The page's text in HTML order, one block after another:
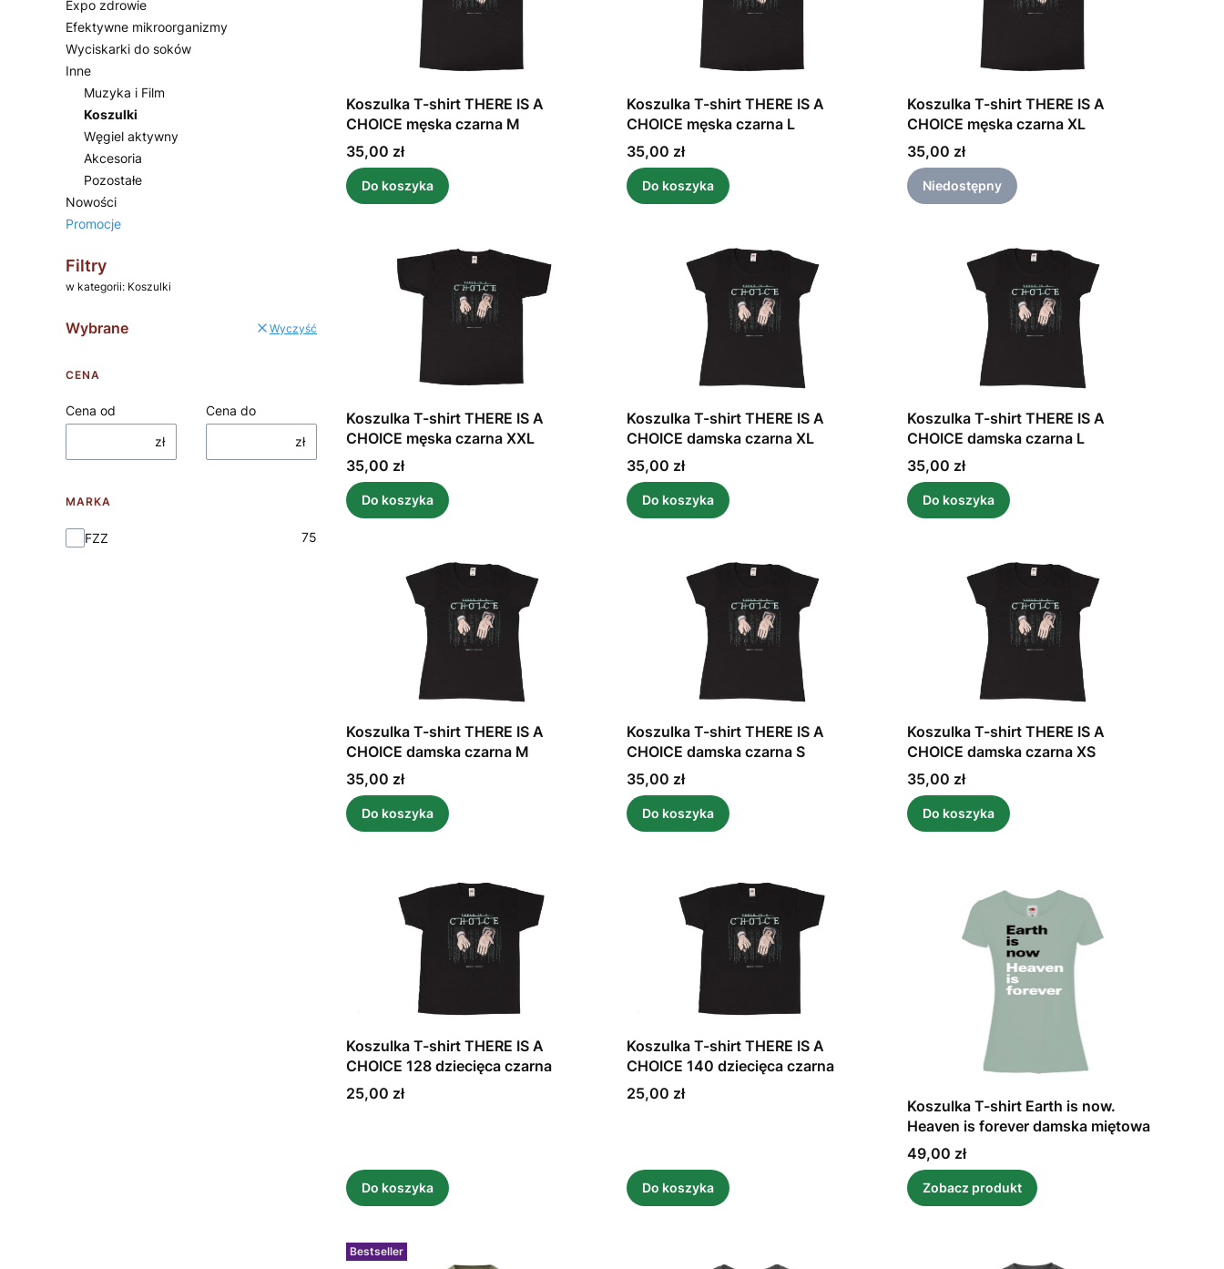
Expo zdrowie
Efektywne mikroorganizmy
Wyciskarki do soków
Inne
Muzyka i Film
Koszulki
Węgiel aktywny
Akcesoria
Pozostałe
Nowości
Promocje
Filtry
w kategorii: Koszulki
Wybrane Wyczyść
CENA
Cena od
zł
Cena do
zł
MARKA
Marka
FZZ 75
Koszulka T-shirt THERE IS A
CHOICE męska czarna M
Cena
35,00 zł
Do koszyka
Koszulka T-shirt THERE IS A
CHOICE męska czarna L
Cena
35,00 zł
Do koszyka
Koszulka T-shirt THERE IS A
CHOICE męska czarna XL
Cena
35,00 zł
Niedostępny
Koszulka T-shirt THERE IS A
CHOICE męska czarna XXL
Cena
35,00 zł
Do koszyka
Koszulka T-shirt THERE IS A
CHOICE damska czarna XL
Cena
35,00 zł
Do koszyka
Koszulka T-shirt THERE IS A
CHOICE damska czarna L
Cena
35,00 zł
Do koszyka
Koszulka T-shirt THERE IS A
CHOICE damska czarna M
Cena
35,00 zł
Do koszyka
Koszulka T-shirt THERE IS A
CHOICE damska czarna S
Cena
35,00 zł
Do koszyka
Koszulka T-shirt THERE IS A
CHOICE damska czarna XS
Cena
35,00 zł
Do koszyka
Koszulka T-shirt THERE IS A
CHOICE 128 dziecięca czarna
Cena
25,00 zł
Do koszyka
Koszulka T-shirt THERE IS A
CHOICE 140 dziecięca czarna
Cena
25,00 zł
Do koszyka
Koszulka T-shirt Earth is now.
Heaven is forever damska miętowa
Cena
49,00 zł
Zobacz produkt
Bestseller